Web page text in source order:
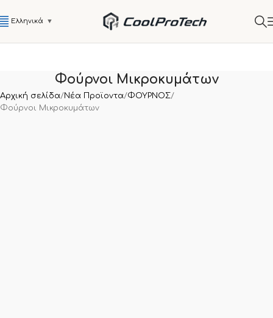
Ελληνικά ▼
Φούρνοι Μικροκυμάτων
Αρχική σελίδα Νέα Προϊοντα ΦΟΥΡΝΟΣ
Φούρνοι Μικροκυμάτων